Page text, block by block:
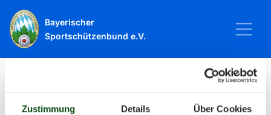
Zustimmung Details Über Cookies
Bayerischer
Sportschützenbund e.V.
Startseite